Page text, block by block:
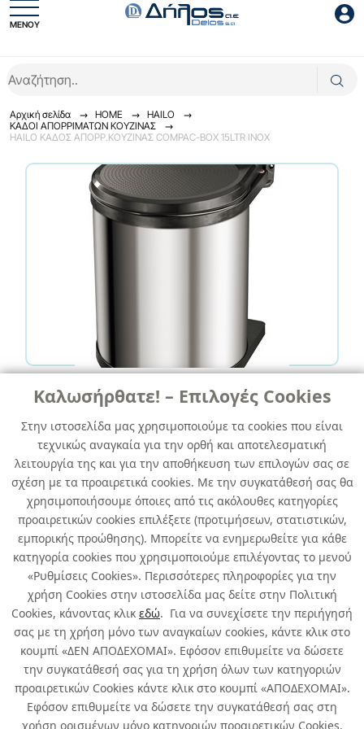
Καλωσήρθατε! – Επιλογές Cookies
Στην ιστοσελίδα μας χρησιμοποιούμε τα cookies που είναι
τεχνικώς αναγκαία για την ορθή και αποτελεσματική
λειτουργία της και για την αποθήκευση των επιλογών σας σε
σχέση με τα προαιρετικά cookies. Με την συγκατάθεσή σας θα
χρησιμοποιήσουμε όποιες από τις ακόλουθες κατηγορίες
προαιρετικών cookies επιλέξετε (προτιμήσεων, στατιστικών,
εμπορικής προώθησης). Μπορείτε να ενημερωθείτε για κάθε
κατηγορία cookies που χρησιμοποιούμε επιλέγοντας το μενού
«Ρυθμίσεις Cookies». Περισσότερες πληροφορίες για την
χρήση Cookies στην ιστοσελίδα μας δείτε στην Πολιτική
Cookies, κάνοντας κλικ εδώ. Για να συνεχίσετε την περιήγησή
σας με τη χρήση μόνο των αναγκαίων cookies, κάντε κλικ στο
κουμπί «ΔΕΝ ΑΠΟΔΕΧΟΜΑΙ». Εφόσον επιθυμείτε να δώσετε
την συγκατάθεσή σας για τη χρήση όλων των κατηγοριών
προαιρετικών Cookies κάντε κλικ στο κουμπί «ΑΠΟΔΕΧΟΜΑΙ».
Εφόσον επιθυμείτε να δώσετε την συγκατάθεσή σας στη
χρήση ορισμένων μόνο κατηγοριών προαιρετικών Cookies,
ΜΕΝΟΥ
Είσοδος
Αρχική σελίδα HOME
HAILO
ΚΑΔΟΙ ΑΠΟΡΡIΜΑΤΩΝ ΚΟΥΖΙΝΑΣ
HAILO ΚΑΔΟΣ ΑΠΟΡΡ.ΚΟΥΖΙΝΑΣ COMPAC-BOX 15LTR INOX
ΚΑΔΟΙ ΑΠΟΡΡIΜΑΤΩΝ ΚΟΥΖΙΝΑΣ
HAILO ΚΑΔΟΣ ΑΠΟΡΡ.ΚΟΥΖΙΝΑΣ
COMPAC-BOX 15LTR INOX
κωδ. 183510189
1τμχ / συσκευασία
Άμεσα Διαθέσιμο
Σχετικά με εμάς